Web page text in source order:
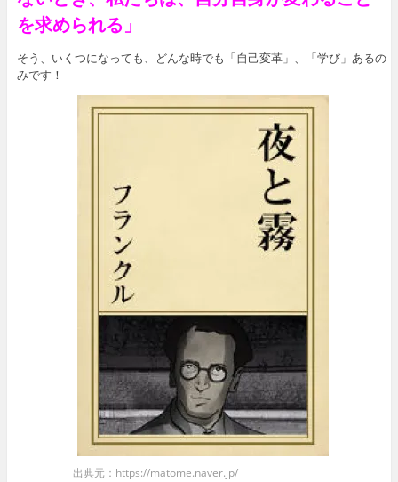
を求められる」
そう、いくつになっても、どんな時でも「自己変革」、「学び」あるの
みです！
出典元：https://matome.naver.jp/